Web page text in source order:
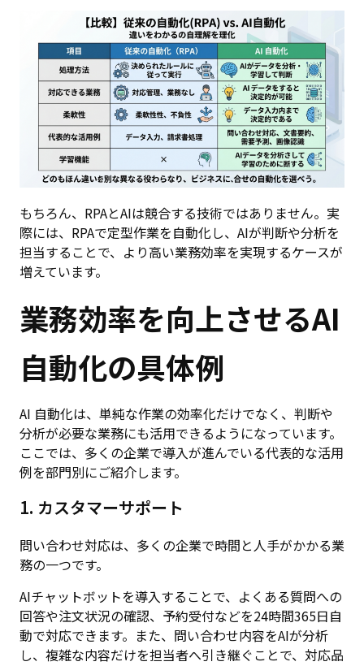
もちろん、RPAとAIは競合する技術ではありません。実
際には、RPAで定型作業を自動化し、AIが判断や分析を
担当することで、より高い業務効率を実現するケースが
増えています。
業務効率を向上させるAI
自動化の具体例
AI 自動化は、単純な作業の効率化だけでなく、判断や
分析が必要な業務にも活用できるようになっています。
ここでは、多くの企業で導入が進んでいる代表的な活用
例を部門別にご紹介します。
1. カスタマーサポート
問い合わせ対応は、多くの企業で時間と人手がかかる業
務の一つです。
AIチャットボットを導入することで、よくある質問への
回答や注文状況の確認、予約受付などを24時間365日自
動で対応できます。また、問い合わせ内容をAIが分析
し、複雑な内容だけを担当者へ引き継ぐことで、対応品